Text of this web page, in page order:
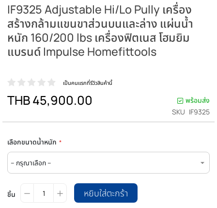
IF9325 Adjustable Hi/Lo Pully เครื่อง
สร้างกล้ามแขนขาส่วนบนและล่าง แผ่นน้ำ
หนัก 160/200 lbs เครื่องฟิตเนส โฮมยิม
แบรนด์ Impulse Homefittools
เป็นคนแรกที่รีวิวสินค้านี้
THB 45,900.00
พร้อมส่ง
SKU IF9325
เลือกขนาดน้ำหนัก
ชิ้น หยิบใส่ตะกร้า